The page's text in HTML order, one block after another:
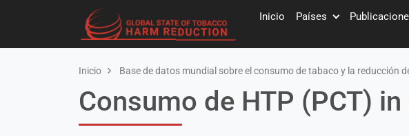
Inicio Países
Inicio Base de datos mundial sobre el consumo de tabaco y la reducción
Consumo de HTP (PCT)